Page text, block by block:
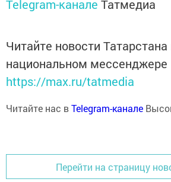
Telegram-канале Татмедиа
Читайте новости Татарстана
национальном
https://max.ru/tatmedia
Читайте нас вTelegram-канале
Перейти на страницу